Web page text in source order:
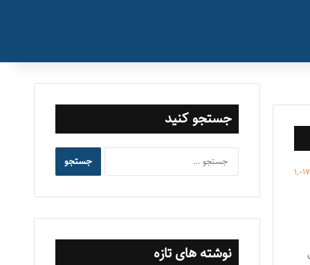
1,017
جستجو کنید
جستجو
برای:
نوشته های تازه